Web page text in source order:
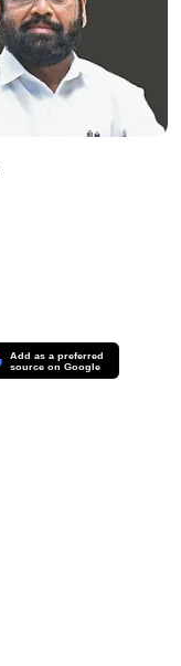
Add as a preferred
source on Google